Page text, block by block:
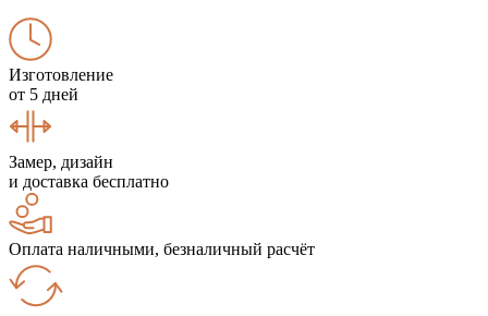
Изготовление
от 5 дней
Замер, дизайн
и доставка бесплатно
Оплата наличными, безналичный расчёт